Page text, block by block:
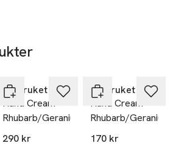
L:a Bruket
Hand Cream
Rhubarb/Geranium
290 kr
L:a Bruket
Hand Cream
Rhubarb/Geranium
170 kr